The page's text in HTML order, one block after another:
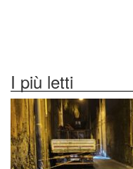
I più letti